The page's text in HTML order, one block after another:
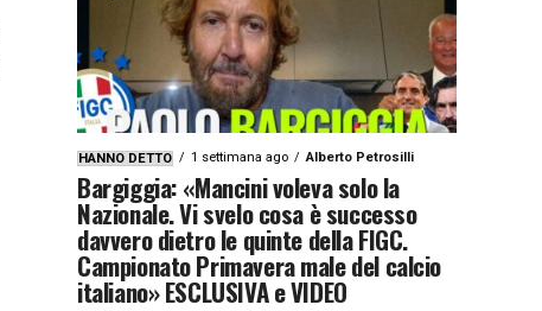
HANNO DETTO 1 settimana ago Alberto Petrosilli
Bargiggia: «Mancini voleva solo la
Nazionale. Vi svelo cosa è successo
davvero dietro le quinte della FIGC.
Campionato Primavera male del calcio
italiano» ESCLUSIVA e VIDEO